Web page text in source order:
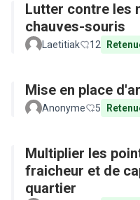
Lutter contre les
chauves-souris
Laetitiak 12
Mise en place
Anonyme 5
Multiplier les
fraicheur et de
quartier